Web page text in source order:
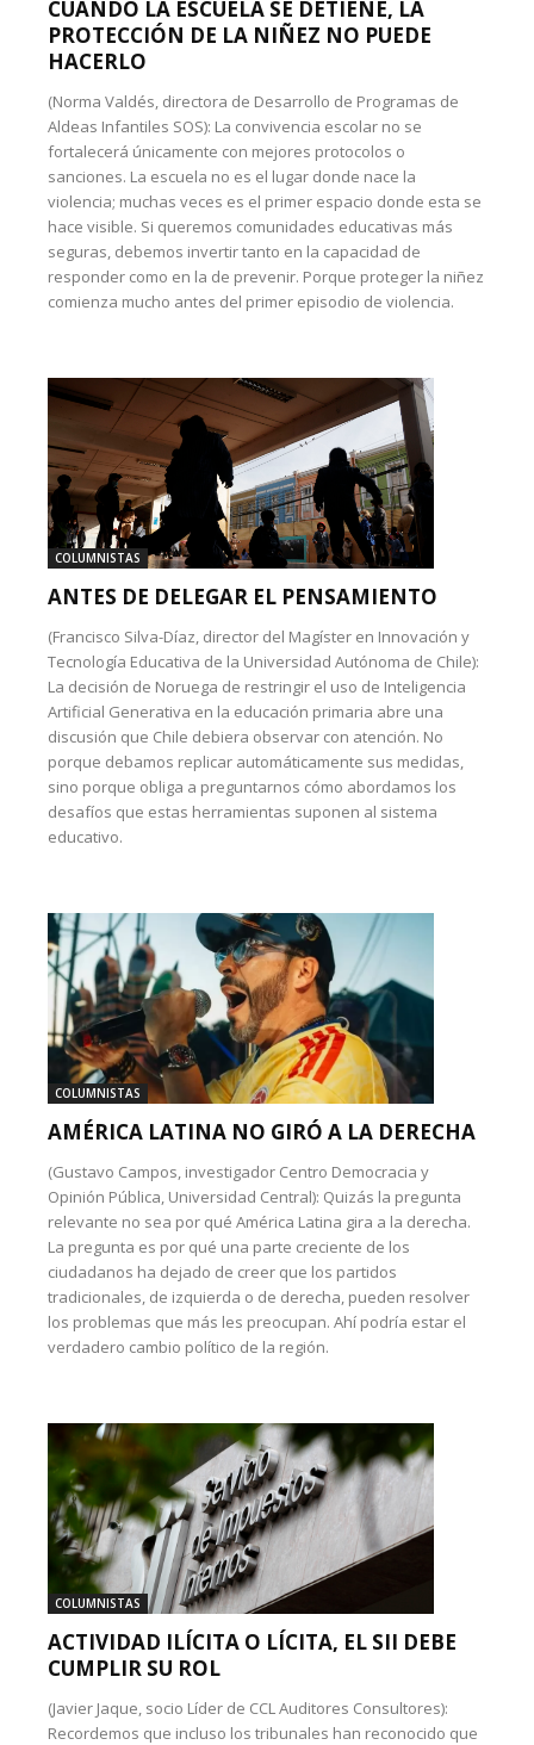
CUANDO LA ESCUELA SE DETIENE, LA
PROTECCIÓN DE LA NIÑEZ NO PUEDE
HACERLO
(Norma Valdés, directora de Desarrollo de Programas de
Aldeas Infantiles SOS): La convivencia escolar no se
fortalecerá únicamente con mejores protocolos o
sanciones. La escuela no es el lugar donde nace la
violencia; muchas veces es el primer espacio donde esta se
hace visible. Si queremos comunidades educativas más
seguras, debemos invertir tanto en la capacidad de
responder como en la de prevenir. Porque proteger la niñez
comienza mucho antes del primer episodio de violencia.
COLUMNISTAS
ANTES DE DELEGAR EL PENSAMIENTO
(Francisco Silva-Díaz, director del Magíster en Innovación y
Tecnología Educativa de la Universidad Autónoma de Chile):
La decisión de Noruega de restringir el uso de Inteligencia
Artificial Generativa en la educación primaria abre una
discusión que Chile debiera observar con atención. No
porque debamos replicar automáticamente sus medidas,
sino porque obliga a preguntarnos cómo abordamos los
desafíos que estas herramientas suponen al sistema
educativo.
COLUMNISTAS
AMÉRICA LATINA NO GIRÓ A LA DERECHA
(Gustavo Campos, investigador Centro Democracia y
Opinión Pública, Universidad Central): Quizás la pregunta
relevante no sea por qué América Latina gira a la derecha.
La pregunta es por qué una parte creciente de los
ciudadanos ha dejado de creer que los partidos
tradicionales, de izquierda o de derecha, pueden resolver
los problemas que más les preocupan. Ahí podría estar el
verdadero cambio político de la región.
COLUMNISTAS
ACTIVIDAD ILÍCITA O LÍCITA, EL SII DEBE
CUMPLIR SU ROL
(Javier Jaque, socio Líder de CCL Auditores Consultores):
Recordemos que incluso los tribunales han reconocido que